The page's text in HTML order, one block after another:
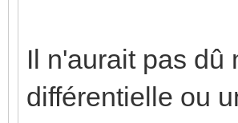
Il n'aurait pas dû
différentielle ou